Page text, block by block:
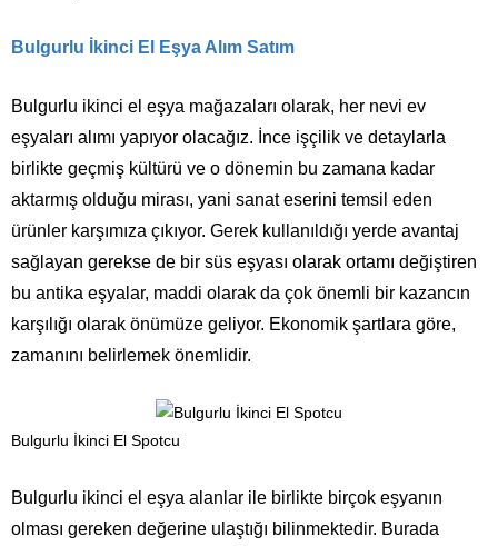
Bulgurlu İkinci El Eşya Alım Satım
Bulgurlu ikinci el eşya mağazaları olarak, her nevi ev
eşyaları alımı yapıyor olacağız. İnce işçilik ve detaylarla
birlikte geçmiş kültürü ve o dönemin bu zamana kadar
aktarmış olduğu mirası, yani sanat eserini temsil eden
ürünler karşımıza çıkıyor. Gerek kullanıldığı yerde avantaj
sağlayan gerekse de bir süs eşyası olarak ortamı değiştiren
bu antika eşyalar, maddi olarak da çok önemli bir kazancın
karşılığı olarak önümüze geliyor. Ekonomik şartlara göre,
zamanını belirlemek önemlidir.
Bulgurlu İkinci El Spotcu
Bulgurlu ikinci el eşya alanlar ile birlikte birçok eşyanın
olması gereken değerine ulaştığı bilinmektedir. Burada